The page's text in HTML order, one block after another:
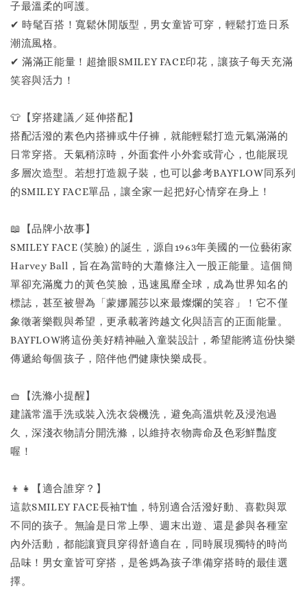
子最溫柔的呵護。
✔ 時髦百搭！寬鬆休閒版型，男女童皆可穿，輕鬆打造日系
潮流風格。
✔ 滿滿正能量！超搶眼SMILEY FACE印花，讓孩子每天充滿
笑容與活力！
👕【穿搭建議／延伸搭配】
搭配活潑的素色內搭褲或牛仔褲，就能輕鬆打造元氣滿滿的
日常穿搭。天氣稍涼時，外面套件小外套或背心，也能展現
多層次造型。若想打造親子裝，也可以參考BAYFLOW同系列
的SMILEY FACE單品，讓全家一起把好心情穿在身上！
📖【品牌小故事】
SMILEY FACE (笑臉) 的誕生，源自1963年美國的一位藝術家
Harvey Ball，旨在為當時的大蕭條注入一股正能量。這個簡
單卻充滿魔力的黃色笑臉，迅速風靡全球，成為世界知名的
標誌，甚至被譽為「蒙娜麗莎以來最燦爛的笑容」！它不僅
象徵著樂觀與希望，更承載著跨越文化與語言的正面能量。
BAYFLOW將這份美好精神融入童裝設計，希望能將這份快樂
傳遞給每個孩子，陪伴他們健康快樂成長。
🧺【洗滌小提醒】
建議常溫手洗或裝入洗衣袋機洗，避免高溫烘乾及浸泡過
久，深淺衣物請分開洗滌，以維持衣物壽命及色彩鮮豔度
喔！
👦👧【適合誰穿？】
這款SMILEY FACE長袖T恤，特別適合活潑好動、喜歡與眾
不同的孩子。無論是日常上學、週末出遊、還是參與各種室
內外活動，都能讓寶貝穿得舒適自在，同時展現獨特的時尚
品味！男女童皆可穿搭，是爸媽為孩子準備穿搭時的最佳選
擇。